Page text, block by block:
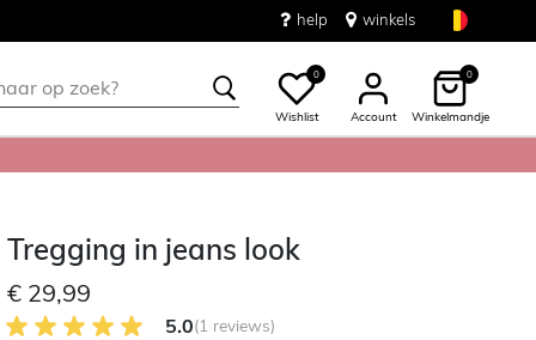
help winkels
0
Wishlist Account
0
Winkelmandje
Tregging in jeans look
€ 29,99
5.0 van 5 Klantenbeoordeling
5.0(1 reviews)